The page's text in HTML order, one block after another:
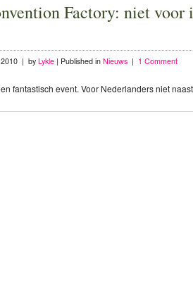
Factory: niet voor
2010 | by Lykle | Published in Nieuws | 1 Comment
fantastisch event. Voor Nederlanders niet